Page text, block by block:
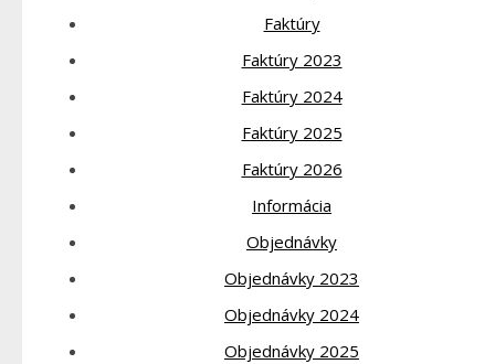
Faktúry
Faktúry 2023
Faktúry 2024
Faktúry 2025
Faktúry 2026
Informácia
Objednávky
Objednávky 2023
Objednávky 2024
Objednávky 2025